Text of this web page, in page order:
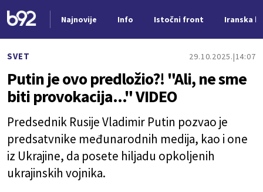
Najnovije Info Istočni front Iranska
SVET 29.10.2025. 14:07
Putin je ovo predložio?! "Ali, ne sme
biti provokacija..." VIDEO
Predsednik Rusije Vladimir Putin pozvao je
predsatvnike međunarodnih medija, kao i one
iz Ukrajine, da posete hiljadu opkoljenih
ukrajinskih vojnika.